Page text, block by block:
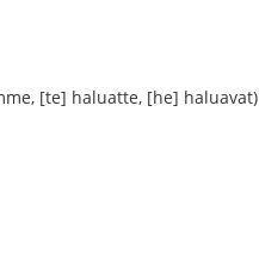
[te] haluatte, [he] haluavat)